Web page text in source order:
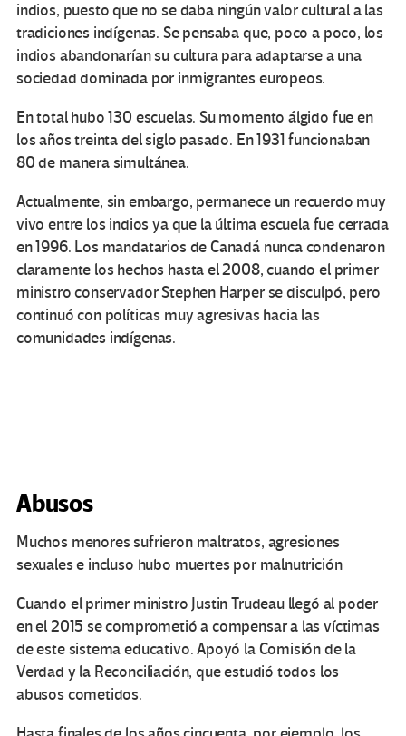
indios, puesto que no se daba ningún valor cultural a las
tradiciones indígenas. Se pensaba que, poco a poco, los
indios abandonarían su cultura para adaptarse a una
sociedad dominada por inmigrantes europeos.
En total hubo 130 escuelas. Su momento álgido fue en
los años treinta del siglo pasado. En 1931 funcionaban
80 de manera simultánea.
Actualmente, sin embargo, permanece un recuerdo muy
vivo entre los indios ya que la última escuela fue cerrada
en 1996. Los mandatarios de Canadá nunca condenaron
claramente los hechos hasta el 2008, cuando el primer
ministro conservador Stephen Harper se disculpó, pero
continuó con políticas muy agresivas hacia las
comunidades indígenas.
Abusos
Muchos menores sufrieron maltratos, agresiones
sexuales e incluso hubo muertes por malnutrición
Cuando el primer ministro Justin Trudeau llegó al poder
en el 2015 se comprometió a compensar a las víctimas
de este sistema educativo. Apoyó la Comisión de la
Verdad y la Reconciliación, que estudió todos los
abusos cometidos.